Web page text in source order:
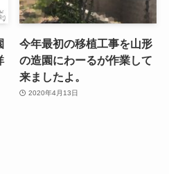
今年最初の移植工事を山形
の造園にわーるが作業して
来ましたよ。
2020年4月13日